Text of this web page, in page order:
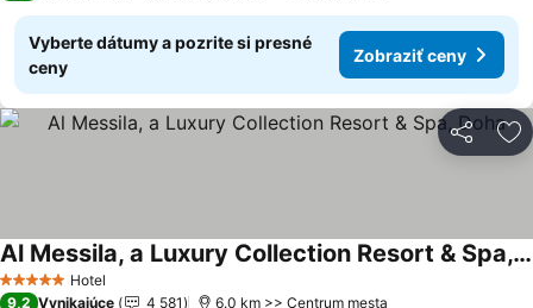
Vyberte dátumy a pozrite si presné
ceny
Zobraziť ceny
Zdieľať
5 Počet hviezdičiek
Hotel
Al Messila, a Luxury Collection Resort & Spa, Doha
9,2 Vynikajúce 4 581 6.0 km >> Centrum mesta